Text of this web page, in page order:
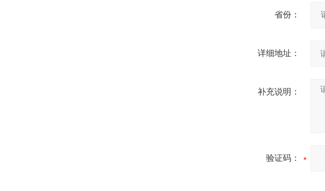
省份：
详细地址：
补充说明：
验证码：